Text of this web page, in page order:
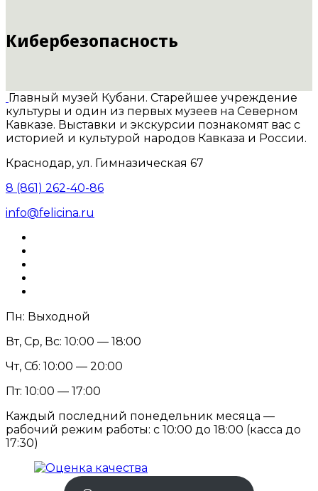
Кибербезопасность
Главный музей Кубани. Старейшее учреждение
культуры и один из первых музеев на Северном
Кавказе. Выставки и экскурсии познакомят вас с
историей и культурой народов Кавказа и России.
Краснодар, ул. Гимназическая 67
8 (861) 262-40-86
info@felicina.ru
Пн: Выходной
Вт, Ср, Вс: 10:00 — 18:00
Чт, Сб: 10:00 — 20:00
Пт: 10:00 — 17:00
Каждый последний понедельник месяца —
рабочий режим работы: с 10:00 до 18:00 (касса до
17:30)